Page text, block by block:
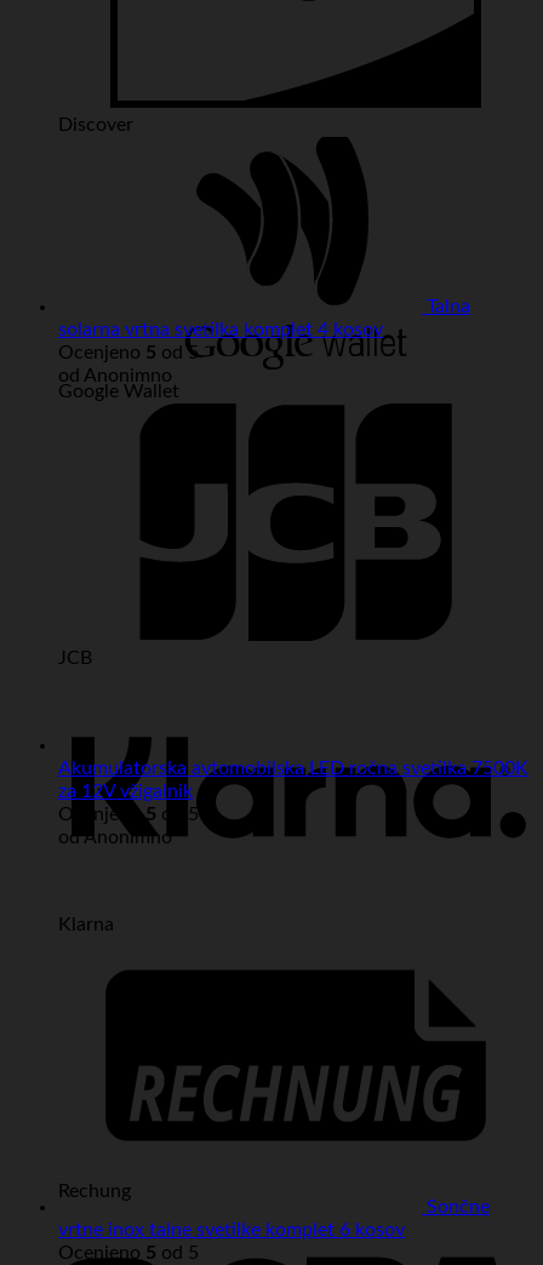
Discover
Google Wallet
JCB
Klarna
Rechung
Talna
solarna vrtna svetilka komplet 4 kosov
Ocenjeno 5 od 5
od Anonimno
Akumulatorska avtomobilska LED ročna svetilka 7500K
za 12V vžigalnik
Ocenjeno5 od 5
od Anonimno
Sončne
vrtne inox talne svetilke komplet 6 kosov
Ocenjeno 5 od 5